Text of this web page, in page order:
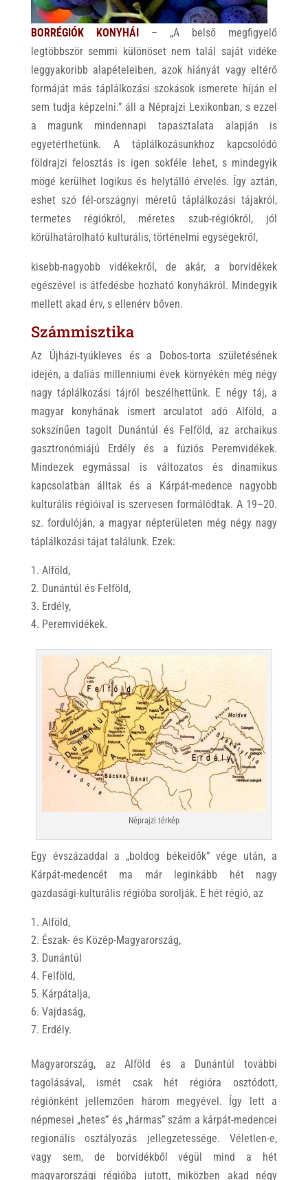
BORRÉGIÓK KONYHÁI – „A belső megfigyelő
legtöbbször semmi különöset nem talál saját vidéke
leggyakoribb alapételeiben, azok hiányát vagy eltérő
formáját más táplálkozási szokások ismerete híján el
sem tudja képzelni.” áll a Néprajzi Lexikonban, s ezzel
a magunk mindennapi tapasztalata alapján is
egyetérthetünk. A táplálkozásunkhoz kapcsolódó
földrajzi felosztás is igen sokféle lehet, s mindegyik
mögé kerülhet logikus és helytálló érvelés. Így aztán,
eshet szó fél-országnyi méretű táplálkozási tájakról,
termetes régiókról, méretes szub-régiókról, jól
körülhatárolható kulturális, történelmi egységekről,
kisebb-nagyobb vidékekről, de akár, a borvidékek
egészével is átfedésbe hozható konyhákról. Mindegyik
mellett akad érv, s ellenérv bőven.
Számmisztika
Az Újházi-tyúkleves és a Dobos-torta születésének
idején, a daliás millenniumi évek környékén még négy
nagy táplálkozási tájról beszélhettünk. E négy táj, a
magyar konyhának ismert arculatot adó Alföld, a
sokszínűen tagolt Dunántúl és Felföld, az archaikus
gasztronómiájú Erdély és a fúziós Peremvidékek.
Mindezek egymással is változatos és dinamikus
kapcsolatban álltak és a Kárpát-medence nagyobb
kulturális régióival is szervesen formálódtak. A 19–20.
sz. fordulóján, a magyar népterületen még négy nagy
táplálkozási tájat találunk. Ezek:
Alföld,
Dunántúl és Felföld,
Erdély,
Peremvidékek.
Néprajzi térkép
Egy évszázaddal a „boldog békeidők” vége után, a
Kárpát-medencét ma már leginkább hét nagy
gazdasági-kulturális régióba sorolják. E hét régió, az
Alföld,
Észak- és Közép-Magyarország,
Dunántúl
Felföld,
Kárpátalja,
Vajdaság,
Erdély.
Magyarország, az Alföld és a Dunántúl további
tagolásával, ismét csak hét régióra osztódott,
régiónként jellemzően három megyével. Így lett a
népmesei „hetes” és „hármas” szám a kárpát-medencei
regionális osztályozás jellegzetessége. Véletlen-e,
vagy sem, de borvidékből végül mind a hét
magyarországi régióba jutott, miközben akad négy